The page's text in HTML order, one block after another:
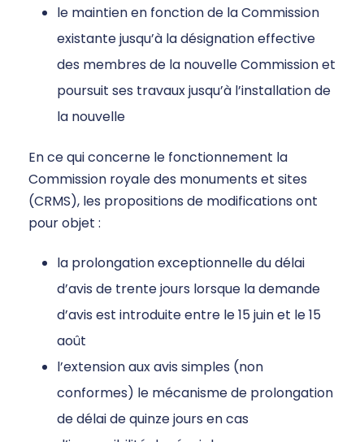
le maintien en fonction de la Commission
existante jusqu’à la désignation effective
des membres de la nouvelle Commission et
poursuit ses travaux jusqu’à l’installation de
la nouvelle
En ce qui concerne le fonctionnement la
Commission royale des monuments et sites
(CRMS), les propositions de modifications ont
pour objet :
la prolongation exceptionnelle du délai
d’avis de trente jours lorsque la demande
d’avis est introduite entre le 15 juin et le 15
août
l’extension aux avis simples (non
conformes) le mécanisme de prolongation
de délai de quinze jours en cas